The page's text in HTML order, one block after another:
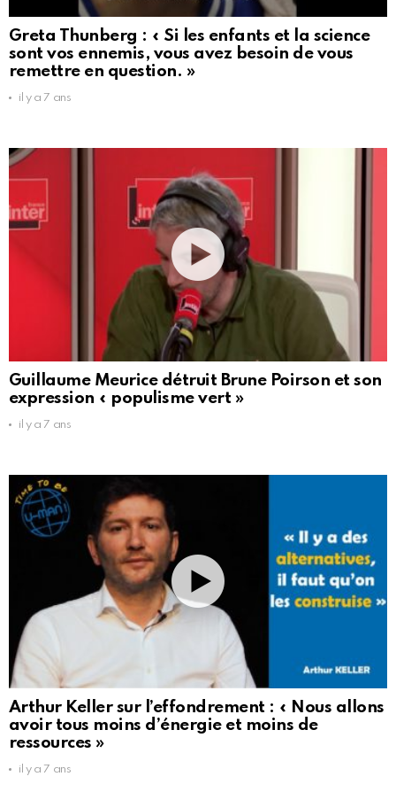
Greta Thunberg : « Si les enfants et la science
sont vos ennemis, vous avez besoin de vous
remettre en question. »
il y a 7 ans
Guillaume Meurice détruit Brune Poirson et son
expression « populisme vert »
il y a 7 ans
Arthur Keller sur l’effondrement : « Nous allons
avoir tous moins d’énergie et moins de
ressources »
il y a 7 ans